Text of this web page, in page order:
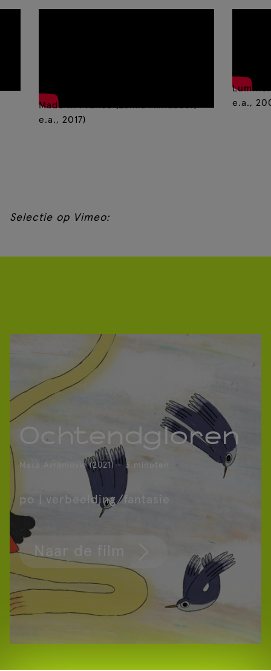
Made in France (Lamia Akhabbar,
e.a., 2017)
e.a.,
Selectie op Vimeo:
Ochtendgloren
Masa Avramovic (2021) - 3 minuten
po | verbeelding/fantasie
Naar de film